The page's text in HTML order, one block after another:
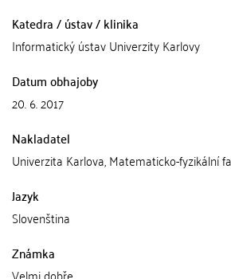
Katedra / ústav / klinika
Informatický ústav Univerzity Karlovy
Datum obhajoby
20. 6. 2017
Nakladatel
Univerzita Karlova, Matematicko-fyzikální
Jazyk
Slovenština
Známka